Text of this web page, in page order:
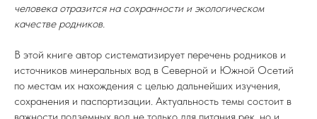
человека отразится на сохранности и экологическом
качестве родников.
В этой книге автор систематизирует перечень родников и
источников минеральных вод в Северной и Южной Осетий
по местам их нахождения с целью дальнейших изучения,
сохранения и паспортизации. Актуальность темы состоит в